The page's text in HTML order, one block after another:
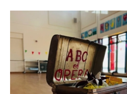
Amdanom ni
Ein hanes
Gyrfaoedd WNO
Darganfod opera